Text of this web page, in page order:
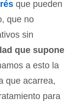
que pueden
que no
sin
que supone
a esto la
que acarrea,
para